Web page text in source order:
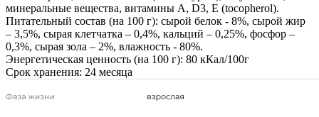
минеральные вещества, витамины А, D3, Е (tocopherol).
Питательный состав (на 100 г): сырой белок - 8%, сырой жир
– 3,5%, сырая клетчатка – 0,4%, кальций – 0,25%, фосфор –
0,3%, сырая зола – 2%, влажность - 80%.
Энергетическая ценность (на 100 г): 80 кКал/100г
Срок хранения: 24 месяца